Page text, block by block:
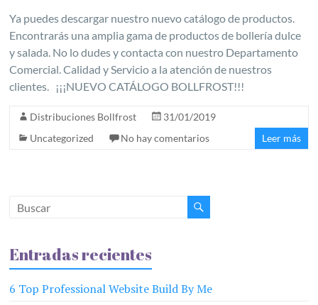
Ya puedes descargar nuestro nuevo catálogo de productos.
Encontrarás una amplia gama de productos de bollería dulce
y salada. No lo dudes y contacta con nuestro Departamento
Comercial. Calidad y Servicio a la atención de nuestros
clientes. ¡¡¡NUEVO CATÁLOGO BOLLFROST!!!
Distribuciones Bollfrost
31/01/2019
Uncategorized
No hay comentarios Leer más
Entradas recientes
6 Top Professional Website Build By Me